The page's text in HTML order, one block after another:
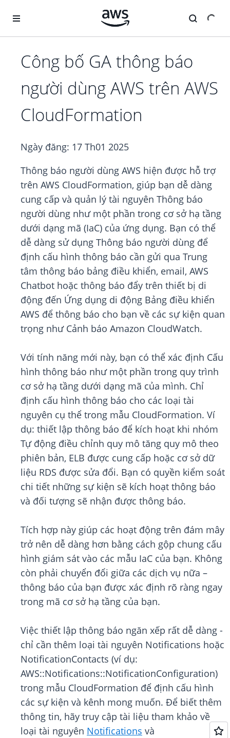
Công bố GA thông báo
người dùng AWS trên AWS
CloudFormation
Ngày đăng: 17 Th01 2025
Thông báo người dùng AWS hiện được hỗ trợ
trên AWS CloudFormation, giúp bạn dễ dàng
cung cấp và quản lý tài nguyên Thông báo
người dùng như một phần trong cơ sở hạ tầng
dưới dạng mã (IaC) của ứng dụng. Bạn có thể
dễ dàng sử dụng Thông báo người dùng để
định cấu hình thông báo cần gửi qua Trung
tâm thông báo bảng điều khiển, email, AWS
Chatbot hoặc thông báo đẩy trên thiết bị di
động đến Ứng dụng di động Bảng điều khiển
AWS để thông báo cho bạn về các sự kiện quan
trọng như Cảnh báo Amazon CloudWatch.
Với tính năng mới này, bạn có thể xác định Cấu
hình thông báo như một phần trong quy trình
cơ sở hạ tầng dưới dạng mã của mình. Chỉ
định cấu hình thông báo cho các loại tài
nguyên cụ thể trong mẫu CloudFormation. Ví
dụ: thiết lập thông báo để kích hoạt khi nhóm
Tự động điều chỉnh quy mô tăng quy mô theo
phiên bản, ELB được cung cấp hoặc cơ sở dữ
liệu RDS được sửa đổi. Bạn có quyền kiểm soát
chi tiết những sự kiện sẽ kích hoạt thông báo
và đối tượng sẽ nhận được thông báo.
Tích hợp này giúp các hoạt động trên đám mây
trở nên dễ dàng hơn bằng cách gộp chung cấu
hình giám sát vào các mẫu IaC của bạn. Không
còn phải chuyển đổi giữa các dịch vụ nữa –
thông báo của bạn được xác định rõ ràng ngay
trong mã cơ sở hạ tầng của bạn.
Việc thiết lập thông báo ngăn xếp rất dễ dàng -
chỉ cần thêm loại tài nguyên Notifications hoặc
NotificationContacts (ví dụ:
AWS::Notifications::NotificationConfiguration)
trong mẫu CloudFormation để định cấu hình
các sự kiện và kênh mong muốn. Để biết thêm
thông tin, hãy truy cập tài liệu tham khảo về
loại tài nguyên Notifications và